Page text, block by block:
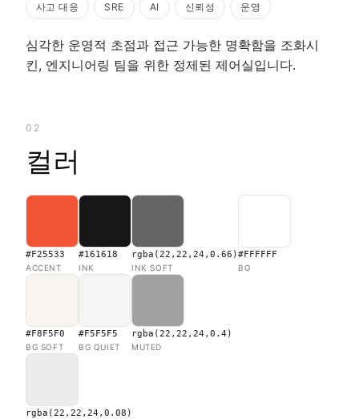
사고 대응 SRE AI 신뢰성 운영
심각한 운영적 초점과 접근 가능한 명확함을 조화시
킨, 엔지니어링 팀을 위한 정제된 제어실입니다.
02
컬러
#F25533
ACCENT
#161618
INK
rgba(22,22,24,0.66)
INK SOFT
#FFFFFF
BG
#F8F5F0
BG SOFT
#F5F5F5
BG QUIET
rgba(22,22,24,0.4)
MUTED
rgba(22,22,24,0.08)